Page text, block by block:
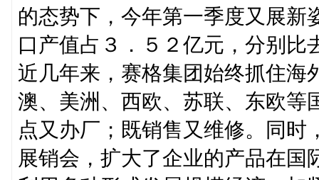
的态势下，今年第一季度又展新
口产值占３．５２亿元，分别比
近几年来，赛格集团始终抓住海
澳、美洲、西欧、苏联、东欧等
点又办厂；既销售又维修。同
展销会，扩大了企业的产品在国